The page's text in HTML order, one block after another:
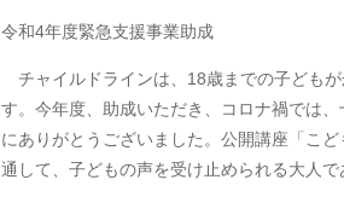
令和4年度緊急支援事業助成
チャイルドラインは、18歳までの子ども
す。今年度、助成いただき、コロナ禍では
にありがとうございました。公開講座「こ
通して、子どもの声を受け止められる大人